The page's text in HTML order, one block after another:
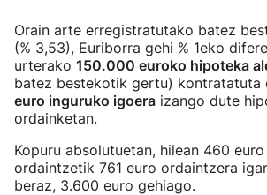
Orain arte erregistratutako batez
(% 3,53), Euriborra gehi % 1eko
urterako 150.000 euroko hipoteka
batez bestekotik gertu) kontratatuta
euro inguruko igoera izango dute
ordainketan.
Kopuru absolutuetan, hilean 460
ordaintzetik 761 euro ordaintzera
beraz, 3.600 euro gehiago.